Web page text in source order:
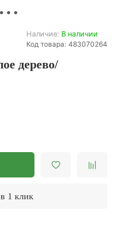
Наличие: В наличии
Код товара: 483070264
дерево/
1 клик